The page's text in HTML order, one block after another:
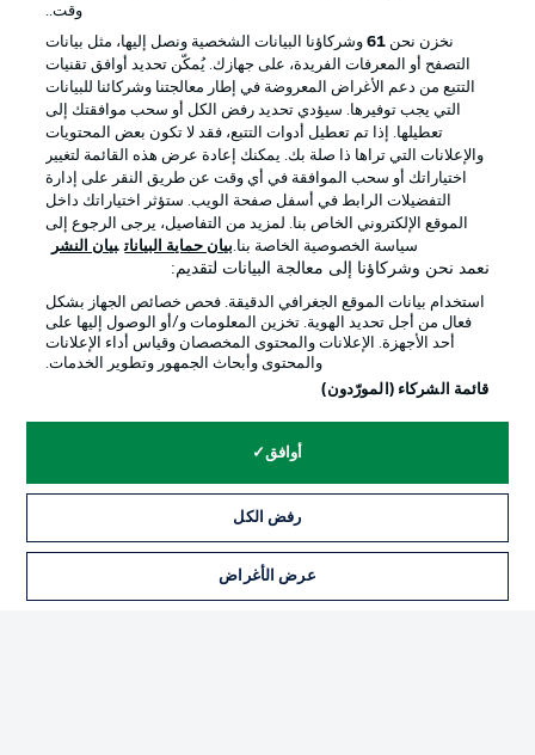
تطبيق الدوري الألماني
Official Partners
إدارة التفضيلات بيان الخصوصية
القنوات الناقلة
وقت..
نخزن نحن 61وشركاؤنا البيانات الشخصية ونصل إليها، مثل بيانات
التصفح أو المعرفات الفريدة، على جهازك. يُمكّن تحديد أوافق تقنيات
التتبع من دعم الأغراض المعروضة في إطار معالجتنا وشركائنا للبيانات
التي يجب توفيرها. سيؤدي تحديد رفض الكل أو سحب موافقتك إلى
تعطيلها. إذا تم تعطيل أدوات التتبع، فقد لا تكون بعض المحتويات
والإعلانات التي تراها ذا صلة بك. يمكنك إعادة عرض هذه القائمة لتغيير
اختياراتك أو سحب الموافقة في أي وقت عن طريق النقر على إدارة
التفضيلات الرابط في أسفل صفحة الويب. ستؤثر اختياراتك داخل
الموقع الإلكتروني الخاص بنا. لمزيد من التفاصيل، يرجى الرجوع إلى
سياسة الخصوصية الخاصة بنا.بيان حماية البيانات بيان النشر
نعمد نحن وشركاؤنا إلى معالجة البيانات لتقديم:
استخدام بيانات الموقع الجغرافي الدقيقة. فحص خصائص الجهاز بشكل
فعال من أجل تحديد الهوية. تخزين المعلومات و/أو الوصول إليها على
أحد الأجهزة. الإعلانات والمحتوى المخصصان وقياس أداء الإعلانات
والمحتوى وأبحاث الجمهور وتطوير الخدمات.
قائمة الشركاء (المورّدون)
أوافق
رفض الكل
عرض الأغراض